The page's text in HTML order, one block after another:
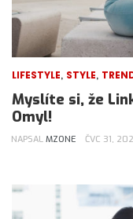
LIFESTYLE, STYLE,
Myslíte si, že
Omyl!
NAPSAL MZONE ČVC 31,